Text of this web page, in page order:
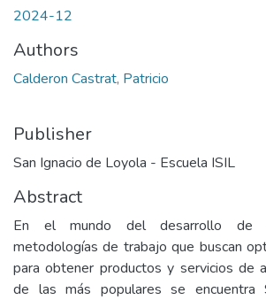
2024-12
Authors
Calderon Castrat, Patricio
Publisher
San Ignacio de Loyola - Escuela ISIL
Abstract
En el mundo del desarrollo de
metodologías de trabajo que buscan
para obtener productos y servicios de
de las más populares se encuentra